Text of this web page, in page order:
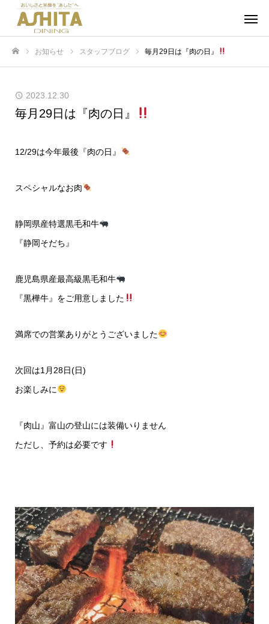
お知らせ スタッフブログ 毎月29日は『肉の日』
2023.12.30
毎月29日は『肉の日』
12/29は今年最後『肉の日』
スペシャルなお肉
静岡県産特選黒毛和牛
『静岡そだち』
鹿児島県産最高級黒毛和牛
『黒樺牛』をご用意しました
満席での営業ありがとうございました
次回は1月28日(日)
お楽しみに
『肉山』富山の登山には装備いりません
ただし、予約は必要です